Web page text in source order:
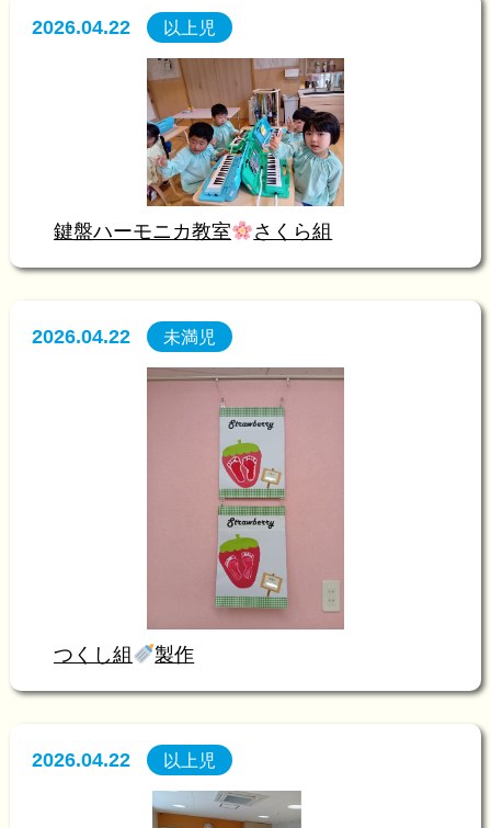
2026.04.22 以上児
鍵盤ハーモニカ教室 さくら組
2026.04.22 未満児
つくし組 製作
2026.04.22 以上児